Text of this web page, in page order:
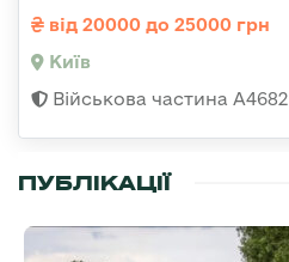
від 20000 до 25000 грн
Київ
Військова частина А4682
ПУБЛІКАЦІЇ